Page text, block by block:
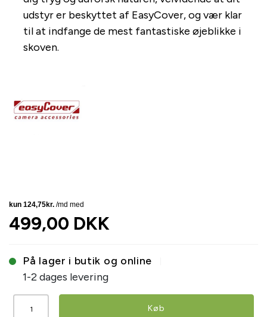
udstyr er beskyttet af EasyCover, og vær klar
til at indfange de mest fantastiske øjeblikke i
skoven.
499,00 DKK
På lager i butik og online
1-2 dages levering
Køb